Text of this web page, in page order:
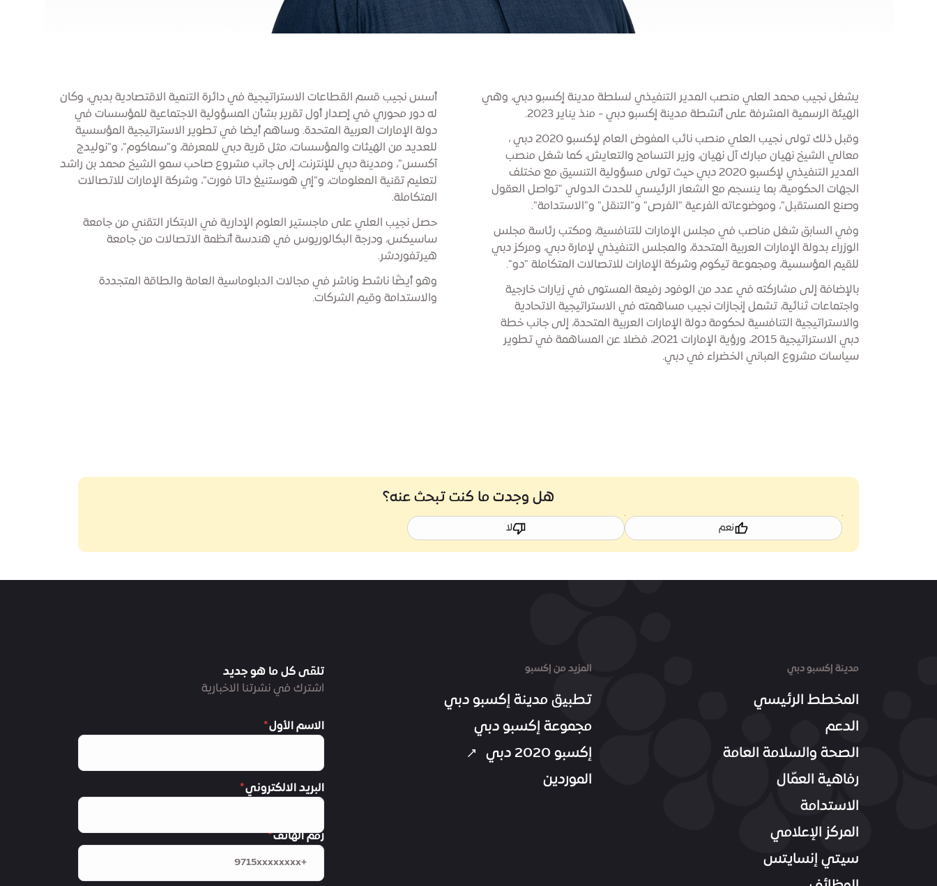
يشغل نجيب محمد العلي منصب المدير التنفيذي لسلطة مدينة إكسبو دبي، وهي
الهيئة الرسمية المشرفة على أنشطة مدينة إكسبو دبي - منذ يناير 2023.
وقبل ذلك تولى نجيب العلي منصب نائب المفوض العام لإكسبو 2020 دبي ،
معالي الشيخ نهيان مبارك آل نهيان، وزير التسامح والتعايش، كما شغل منصب
المدير التنفيذي لإكسبو 2020 دبي حيث تولى مسؤولية التنسيق مع مختلف
الجهات الحكومية، بما ينسجم مع الشعار الرئيسي للحدث الدولي "تواصل العقول
وصنع المستقبل"، وموضوعاته الفرعية "الفرص" و"التنقل" و"الاستدامة".
وفي السابق شغل مناصب في مجلس الإمارات للتنافسية، ومكتب رئاسة مجلس
الوزراء بدولة الإمارات العربية المتحدة، والمجلس التنفيذي لإمارة دبي، ومركز دبي
للقيم المؤسسية، ومجموعة تيكوم وشركة الإمارات للاتصالات المتكاملة "دو".
بالإضافة إلى مشاركته في عدد من الوفود رفيعة المستوى في زيارات خارجية
واجتماعات ثنائية، تشمل إنجازات نجيب مساهمته في الاستراتيجية الاتحادية
والاستراتيجية التنافسية لحكومة دولة الإمارات العربية المتحدة، إلى جانب خطة
دبي الاستراتيجية 2015، ورؤية الإمارات 2021، فضلا عن المساهمة في تطوير
سياسات مشروع المباني الخضراء في دبي.
أسس نجيب قسم القطاعات الاستراتيجية في دائرة التنمية الاقتصادية بدبي، وكان
له دور محوري في إصدار أول تقرير بشأن المسؤولية الاجتماعية للمؤسسات في
دولة الإمارات العربية المتحدة. وساهم أيضا في تطوير الاستراتيجية المؤسسية
للعديد من الهيئات والمؤسسات، مثل قرية دبي للمعرفة، و"سماكوم"، و"نوليدج
آكسس"، ومدينة دبي للإنترنت، إلى جانب مشروع صاحب سمو الشيخ محمد بن راشد
لتعليم تقنية المعلومات، و"إي هوستنيغ داتا فورت"، وشركة الإمارات للاتصالات
المتكاملة.
حصل نجيب العلي على ماجستير العلوم الإدارية في الابتكار التقني من جامعة
ساسيكس، ودرجة البكالوريوس في هندسة أنظمة الاتصالات من جامعة
هيرتفوردشر.
وهو أيضًا ناشط وناشر في مجالات الدبلوماسية العامة والطاقة المتجددة
والاستدامة وقيم الشركات.
هل وجدت ما كنت تبحث عنه؟
نعم لا
مدينة إكسبو دبي
المخطط الرئيسي
الدعم
الصحة والسلامة العامة
رفاهية العمّال
الاستدامة
المركز الإعلامي
سيتي إنسايتس
المزيد من إكسبو
تطبيق مدينة إكسبو دبي
مجموعة إكسبو دبي
إكسبو 2020 دبي
الموردين
تلقى كل ما هو جديد
اشترك في نشرتنا الاخبارية
الاسم الأول
البريد الالكتروني
رقم الهاتف